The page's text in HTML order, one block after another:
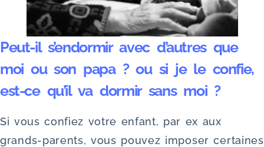
Peut-il s’endormir avec d’autres que
moi ou son papa ? ou si je le confie,
est-ce qu’il va dormir sans moi ?
Si vous confiez votre enfant, par ex aux
grands-parents, vous pouvez imposer certaines